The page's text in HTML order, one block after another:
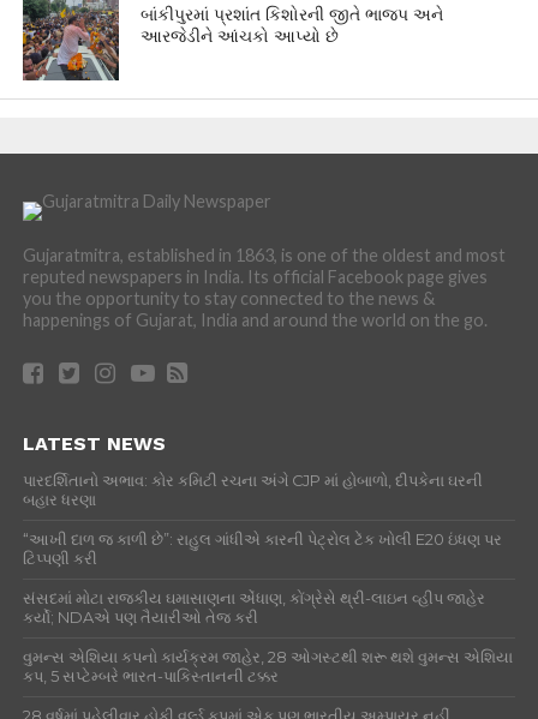
બાંકીપુરમાં પ્રશાંત કિશોરની જીતે ભાજપ અને
આરજેડીને આંચકો આપ્યો છે
Gujaratmitra, established in 1863, is one of the oldest and most
reputed newspapers in India. Its official Facebook page gives
you the opportunity to stay connected to the news &
happenings of Gujarat, India and around the world on the go.
LATEST NEWS
પારદર્શિતાનો અભાવ: કોર કમિટી રચના અંગે CJP માં હોબાળો, દીપકેના ઘરની
બહાર ધરણા
“આખી દાળ જ કાળી છે”: રાહુલ ગાંધીએ કારની પેટ્રોલ ટેંક ખોલી E20 ઇંધણ પર
ટિપ્પણી કરી
સંસદમાં મોટા રાજકીય ઘમાસાણના એંધાણ, કોંગ્રેસે થ્રી-લાઇન વ્હીપ જાહેર
કર્યો; NDAએ પણ તૈયારીઓ તેજ કરી
વુમન્સ એશિયા કપનો કાર્યક્રમ જાહેર, 28 ઓગસ્ટથી શરૂ થશે વુમન્સ એશિયા
કપ, 5 સપ્ટેમ્બરે ભારત-પાકિસ્તાનની ટક્કર